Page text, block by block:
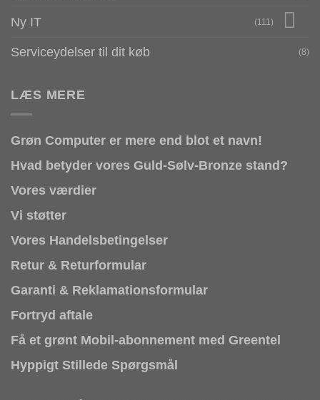
Ny IT (111)
Serviceydelser til dit køb (8)
LÆS MERE
Grøn Computer er mere end blot et navn!
Hvad betyder vores Guld-Sølv-Bronze stand?
Vores værdier
Vi støtter
Vores Handelsbetingelser
Retur & Returformular
Garanti & Reklamationsformular
Fortryd aftale
Få et grønt Mobil-abonnement med Greentel
Hyppigt Stillede Spørgsmål